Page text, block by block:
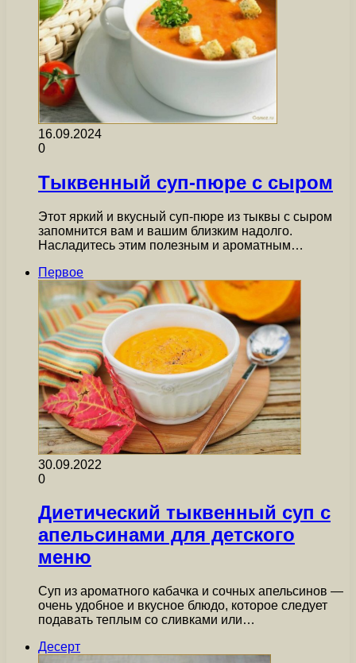
16.09.2024
0
Тыквенный суп-пюре с сыром
Этот яркий и вкусный суп-пюре из тыквы с сыром
запомнится вам и вашим близким надолго.
Насладитесь этим полезным и ароматным…
Первое
30.09.2022
0
Диетический тыквенный суп с
апельсинами для детского
меню
Суп из ароматного кабачка и сочных апельсинов —
очень удобное и вкусное блюдо, которое следует
подавать теплым со сливками или…
Десерт